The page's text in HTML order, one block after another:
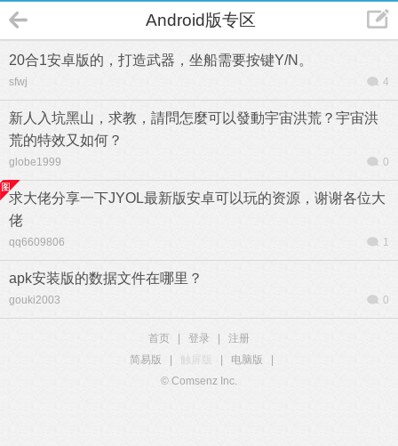
Android版专区
20合1安卓版的，打造武器，坐船需要按键Y/N。
sfwj 4
新人入坑黑山，求教，請問怎麼可以發動宇宙洪荒？宇宙洪
荒的特效又如何？
globe1999 0
求大佬分享一下JYOL最新版安卓可以玩的资源，谢谢各位大
佬
qq6609806 1
apk安装版的数据文件在哪里？
gouki2003 0
首页 登录
注册
简易版
触屏版 电脑版
© Comsenz Inc.